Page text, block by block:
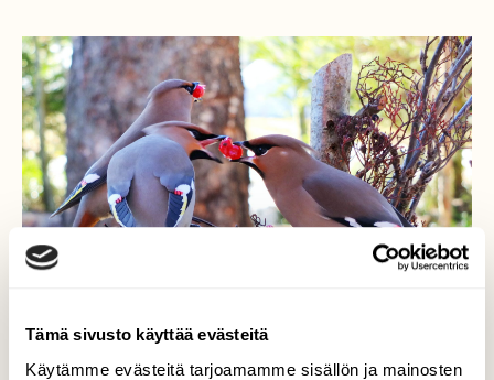
Tämä sivusto käyttää evästeitä
Käytämme evästeitä tarjoamamme sisällön ja mainosten